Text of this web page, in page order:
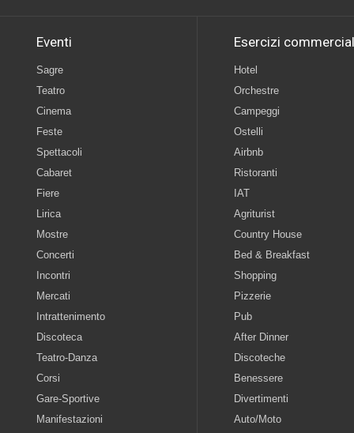
Eventi
Sagre
Teatro
Cinema
Feste
Spettacoli
Cabaret
Fiere
Lirica
Mostre
Concerti
Incontri
Mercati
Intrattenimento
Discoteca
Teatro-Danza
Corsi
Gare-Sportive
Manifestazioni
Esercizi
Hotel
Orchestre
Campeggi
Ostelli
Airbnb
Ristoranti
IAT
Agriturist
Country House
Bed & Breakfast
Shopping
Pizzerie
Pub
After Dinner
Discoteche
Benessere
Divertimenti
Auto/Moto